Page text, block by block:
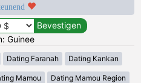
Guinee
Dating Faranah Dating Kankan
Mamou Dating Mamou Region